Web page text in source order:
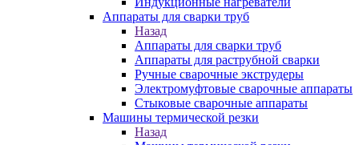
Аппараты для сварки труб
Назад
Аппараты для сварки труб
Аппараты для раструбной сварки
Ручные сварочные экструдеры
Электромуфтовые сварочные аппараты
Стыковые сварочные аппараты
Машины термической резки
Назад